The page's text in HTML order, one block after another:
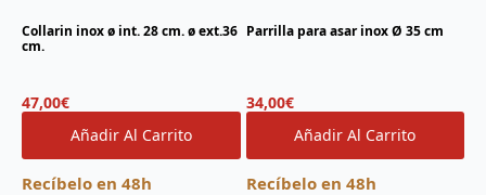
Collarin inox ø int. 28 cm. ø ext.36
cm.
47,00€
Añadir Al Carrito
Recíbelo en 48h
Parrilla para asar inox Ø 35 cm
34,00€
Añadir Al Carrito
Recíbelo en 48h